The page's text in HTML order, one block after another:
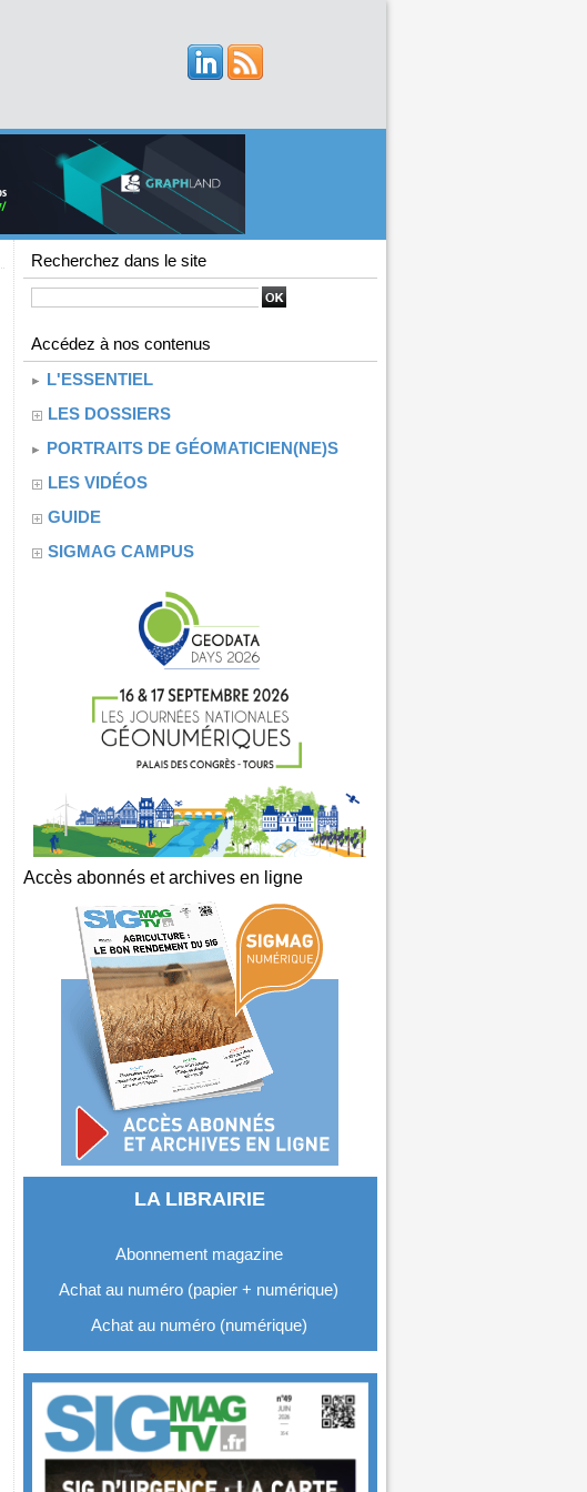
Recherchez dans le site
Accédez à nos contenus
L'ESSENTIEL
LES DOSSIERS
PORTRAITS DE GÉOMATICIEN(NE)S
LES VIDÉOS
GUIDE
SIGMAG CAMPUS
Accès abonnés et archives en ligne
LA LIBRAIRIE
Abonnement magazine
Achat au numéro (papier + numérique)
Achat au numéro (numérique)